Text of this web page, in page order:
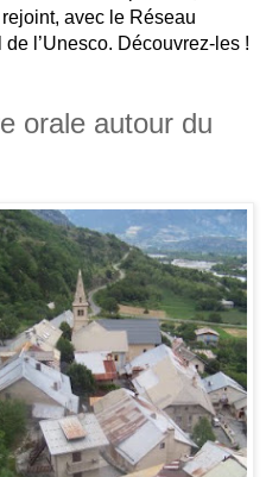
avec le Réseau
l’Unesco. Découvrez-les !
orale autour du